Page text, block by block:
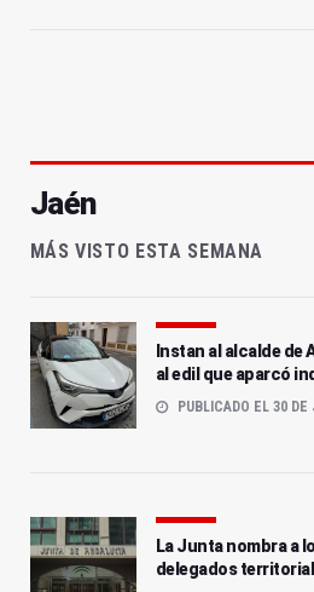
Jaén
MÁS VISTO ESTA SEMANA
Instan al alcalde de
al edil que aparcó
PUBLICADO EL 30 DE
La Junta nombra a
delegados